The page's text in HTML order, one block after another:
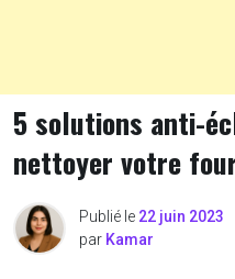
5 solutions anti-
nettoyer votre
Publié le 22 juin 2023
par Kamar